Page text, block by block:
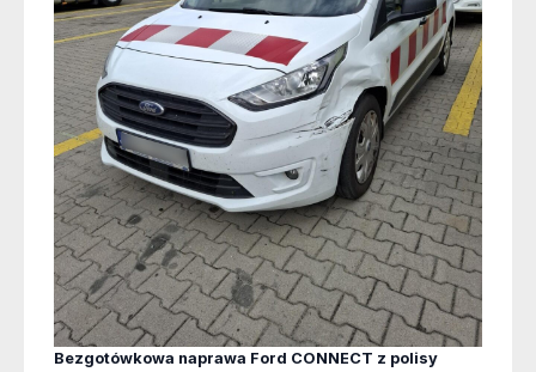
Bezgotówkowa naprawa Ford CONNECT z polisy